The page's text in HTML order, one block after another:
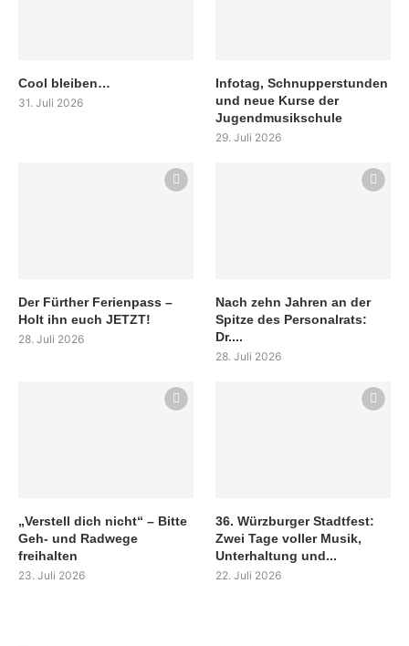
Cool bleiben…
31. Juli 2026
Infotag, Schnupperstunden
und neue Kurse der
Jugendmusikschule
29. Juli 2026
Der Fürther Ferienpass –
Holt ihn euch JETZT!
28. Juli 2026
Nach zehn Jahren an der
Spitze des Personalrats:
Dr....
28. Juli 2026
„Verstell dich nicht“ – Bitte
Geh- und Radwege
freihalten
23. Juli 2026
36. Würzburger Stadtfest:
Zwei Tage voller Musik,
Unterhaltung und...
22. Juli 2026